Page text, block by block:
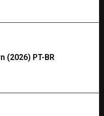
(2026) PT-BR